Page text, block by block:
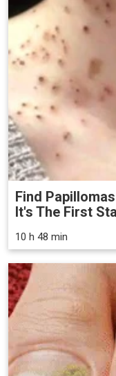
Find
It's The First
10 h 48 min